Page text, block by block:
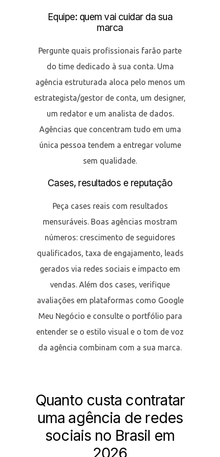
Equipe: quem vai cuidar da sua
marca
Pergunte quais profissionais farão parte
do time dedicado à sua conta. Uma
agência estruturada aloca pelo menos um
estrategista/gestor de conta, um designer,
um redator e um analista de dados.
Agências que concentram tudo em uma
única pessoa tendem a entregar volume
sem qualidade.
Cases, resultados e reputação
Peça cases reais com resultados
mensuráveis. Boas agências mostram
números: crescimento de seguidores
qualificados, taxa de engajamento, leads
gerados via redes sociais e impacto em
vendas. Além dos cases, verifique
avaliações em plataformas como Google
Meu Negócio e consulte o portfólio para
entender se o estilo visual e o tom de voz
da agência combinam com a sua marca.
Quanto custa contratar
uma agência de redes
sociais no Brasil em
2026